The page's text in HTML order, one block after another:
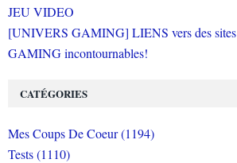
JEU VIDEO
[UNIVERS GAMING] LIENS vers des sites
GAMING incontournables!
CATÉGORIES
Mes Coups De Coeur (1194)
Tests (1110)